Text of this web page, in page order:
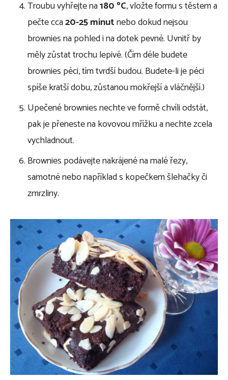
Troubu vyhřejte na180 ºC, vložte formu s těstem a
pečte cca20-25 minutnebo dokud nejsou
brownies na pohled i na dotek pevné. Uvnitř by
měly zůstat trochu lepivé. (Čím déle budete
brownies péci, tím tvrdší budou. Budete-li je péci
spíše kratší dobu, zůstanou mokřejší a vláčnější.)
Upečené brownies nechte ve formě chvíli odstát,
pak je přeneste na kovovou mřížku a nechte zcela
vychladnout.
Brownies podávejte nakrájené na malé řezy,
samotné nebo například s kopečkem šlehačky či
zmrzliny.